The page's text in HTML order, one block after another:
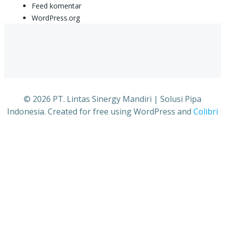
Feed komentar
WordPress.org
© 2026 PT. Lintas Sinergy Mandiri | Solusi Pipa
Indonesia. Created for free using WordPress and Colibri